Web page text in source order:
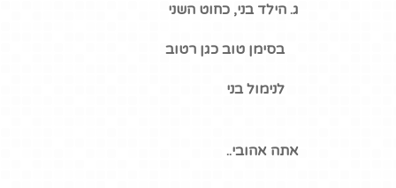
ג. הילד בני, כחוט השני
בסימן טוב כגן רטוב
לנימול בני
אתה אהובי..